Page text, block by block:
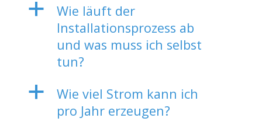
a
Wie läuft der
Installationsprozess ab
und was muss ich selbst
tun?
a
Wie viel Strom kann ich
pro Jahr erzeugen?